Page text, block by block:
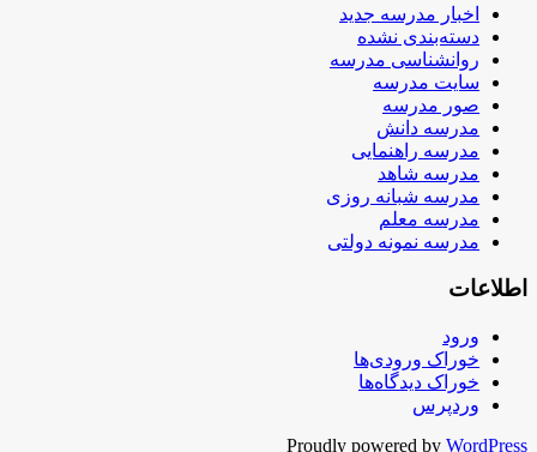
اخبار مدرسه جدید
دسته‌بندی نشده
روانشناسی مدرسه
سایت مدرسه
صور مدرسه
مدرسه دانش
مدرسه راهنمایی
مدرسه شاهد
مدرسه شبانه روزی
مدرسه معلم
مدرسه نمونه دولتی
اطلاعات
ورود
خوراک ورودی‌ها
خوراک دیدگاه‌ها
وردپرس
Proudly powered by WordPress